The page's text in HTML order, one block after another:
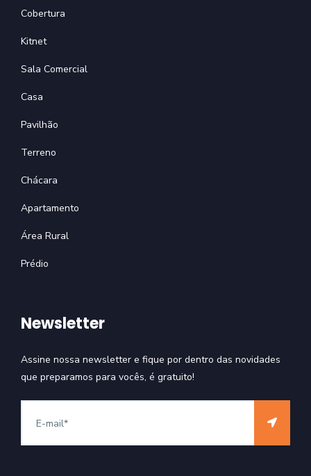
Cobertura
Kitnet
Sala Comercial
Casa
Pavilhão
Terreno
Chácara
Apartamento
Área Rural
Prédio
Newsletter
Assine nossa newsletter e fique por dentro das novidades
que preparamos para vocês, é gratuito!